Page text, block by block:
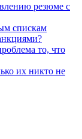
резюме с
спискам
то, что
их никто не